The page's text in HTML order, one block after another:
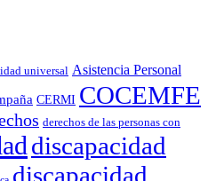
universal Asistencia Personal
CERMI COCEMFE
derechos de las personas con
discapacidad
discapacidad